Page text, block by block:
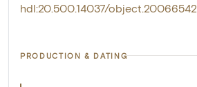
hdl:20.500.14037/object.20066542
PRODUCTION & DATING